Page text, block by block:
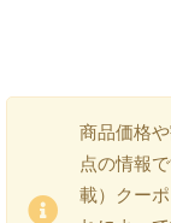
商品価格
点の情報
載）クー